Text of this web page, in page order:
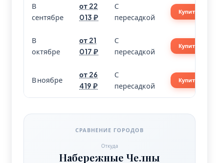
В
сентябре
от 22
013 ₽
С
пересадкой
Купить
В
октябре
от 21
017 ₽
С
пересадкой
Купить
В ноябре
от 26
419 ₽
С
пересадкой
Купить
СРАВНЕНИЕ ГОРОДОВ
Откуда
Набережные Челны